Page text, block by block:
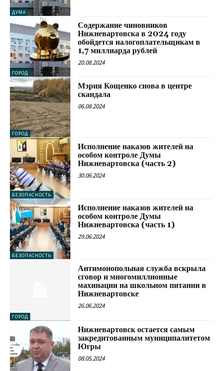
ДУМА
ГОРОД
Содержание чиновников
Нижневартовска в 2024 году
обойдется налогоплательщикам в
1,7 миллиарда рублей
20.08.2024
ГОРОД
Мэрия Кощенко снова в центре
скандала
06.08.2024
БЕЗОПАСНОСТЬ
Исполнение наказов жителей на
особом контроле Думы
Нижневартовска (часть 2)
30.06.2024
БЕЗОПАСНОСТЬ
Исполнение наказов жителей на
особом контроле Думы
Нижневартовска (часть 1)
29.06.2024
ГОРОД
Антимонопольная служба вскрыла
сговор и многомиллионные
махинации на школьном питании в
Нижневартовске
26.06.2024
Нижневартовск остается самым
закредитованным муниципалитетом
Югры
08.05.2024